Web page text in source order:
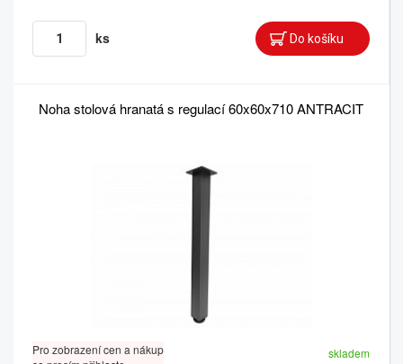
ks
Noha stolová hranatá s regulací 60x60x710 ANTRACIT
Pro zobrazení cen a nákup
skladem